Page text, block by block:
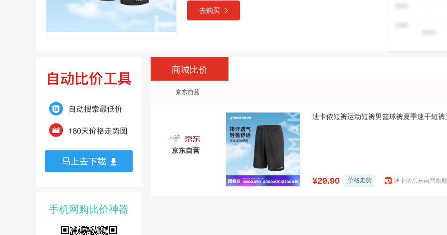
去购买
手机网购比价神器
商城比价
京东自营
京东自营
迪卡侬短裤运动短裤男篮球裤夏季速干短
¥29.90 价格走势 迪卡侬京东自营旗